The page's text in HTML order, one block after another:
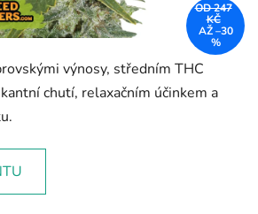
výnosy, středním THC
chutí, relaxačním účinkem a
OD 247
KČ
AŽ –30
%